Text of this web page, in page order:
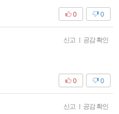
0
0
신고 | 공감 확인
0
0
신고 | 공감 확인